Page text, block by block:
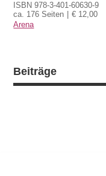
ISBN 978-3-401-60630-9
ca. 176 Seiten
€ 12,00
Arena
Beiträge